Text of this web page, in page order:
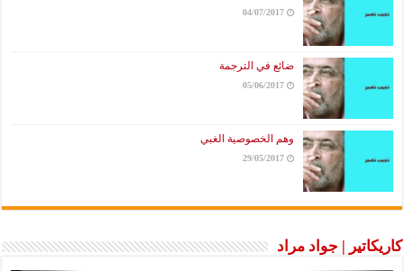
04/07/2017
ضائع في الترجمة
05/06/2017
وهم الخصوصية الغبي
29/05/2017
كاريكاتير | جواد مراد